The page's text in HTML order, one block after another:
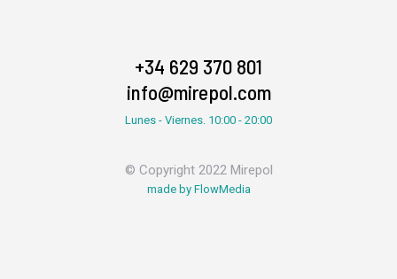
+34 629 370 801
info@mirepol.com
Lunes - Viernes. 10:00 - 20:00
© Copyright 2022 Mirepol
made by FlowMedia